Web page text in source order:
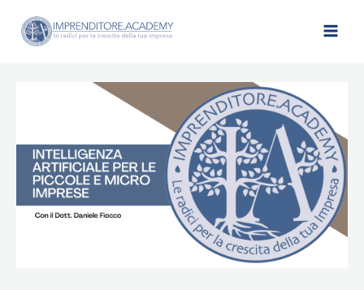
contenuto